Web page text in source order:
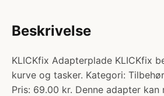
Beskrivelse
KLICKfix Adapterplade KLICKfix
kurve og tasker. Kategori:
Pris: 69.00 kr. Denne adapter kan